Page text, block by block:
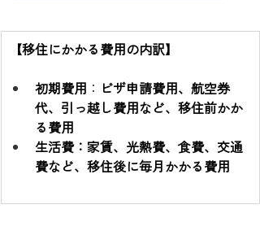
【移住にかかる費用の内訳】
初期費用 ： ビザ申請費用、航空券
代、引っ越し費用など、移住前かか
る費用
生活費：家賃、光熱費、食費、交通
費など、移住後に毎月かかる費用